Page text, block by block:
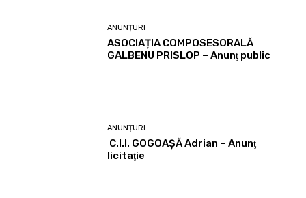
ANUNȚURI
ASOCIAȚIA COMPOSESORALĂ
GALBENU PRISLOP – Anunţ public
ANUNȚURI
C.I.I. GOGOAŞĂ Adrian – Anunţ
licitaţie